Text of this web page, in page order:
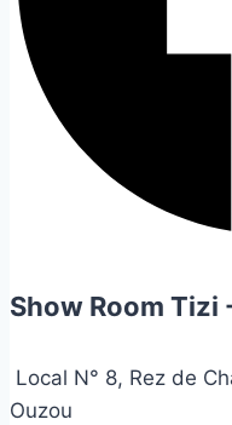
Show Room Tizi
Local N° 8, Rez de
Ouzou